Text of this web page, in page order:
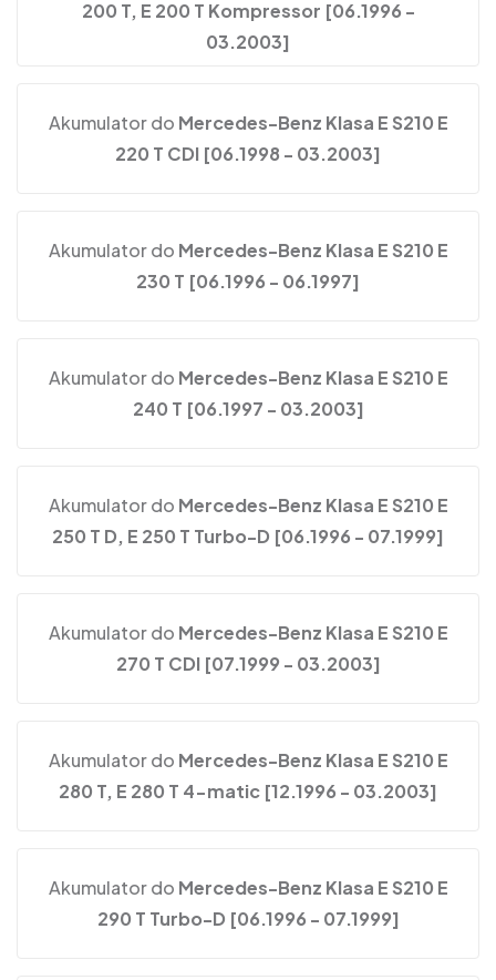
200 T, E 200 T Kompressor [06.1996 -
03.2003]
Akumulator do Mercedes-Benz Klasa E S210 E
220 T CDI [06.1998 - 03.2003]
Akumulator do Mercedes-Benz Klasa E S210 E
230 T [06.1996 - 06.1997]
Akumulator do Mercedes-Benz Klasa E S210 E
240 T [06.1997 - 03.2003]
Akumulator do Mercedes-Benz Klasa E S210 E
250 T D, E 250 T Turbo-D [06.1996 - 07.1999]
Akumulator do Mercedes-Benz Klasa E S210 E
270 T CDI [07.1999 - 03.2003]
Akumulator do Mercedes-Benz Klasa E S210 E
280 T, E 280 T 4-matic [12.1996 - 03.2003]
Akumulator do Mercedes-Benz Klasa E S210 E
290 T Turbo-D [06.1996 - 07.1999]